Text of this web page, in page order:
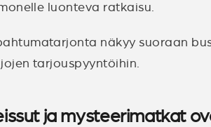
luonteva ratkaisu.
näkyy suoraan
tarjouspyyntöihin.
ja mysteerimatkat